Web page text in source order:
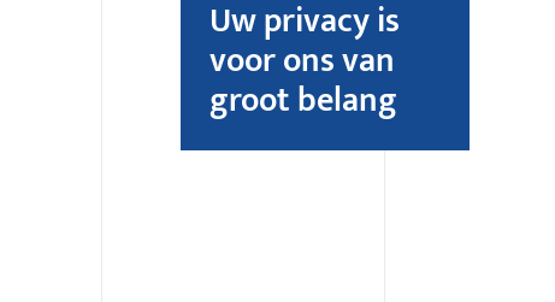
Uw privacy is
voor ons van
groot belang